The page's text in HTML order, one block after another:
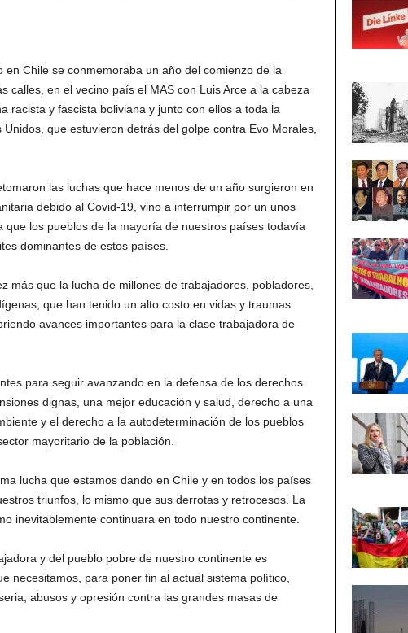
Chile se conmemoraba un año del comienzo de la
calles, en el vecino país el MAS con Luis Arce a la cabeza
racista y fascista boliviana y junto con ellos a toda la
que estuvieron detrás del golpe contra Evo Morales,
las luchas que hace menos de un año surgieron en
debido al Covid-19, vino a interrumpir por un unos
los pueblos de la mayoría de nuestros países todavía
dominantes de estos países.
más que la lucha de millones de trabajadores, pobladores,
que han tenido un alto costo en vidas y traumas
avances importantes para la clase trabajadora de
para seguir avanzando en la defensa de los derechos
dignas, una mejor educación y salud, derecho a una
y el derecho a la autodeterminación de los pueblos
mayoritario de la población.
lucha que estamos dando en Chile y en todos los países
triunfos, lo mismo que sus derrotas y retrocesos. La
inevitablemente continuara en todo nuestro continente.
y del pueblo pobre de nuestro continente es
necesitamos, para poner fin al actual sistema político,
abusos y opresión contra las grandes masas de